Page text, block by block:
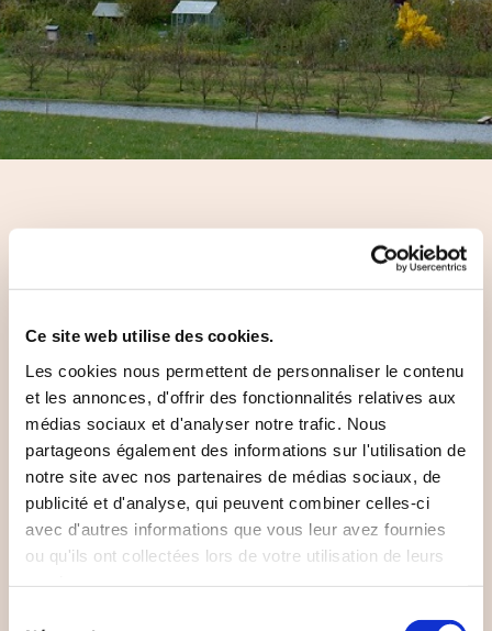
Ce site web utilise des cookies.
Les cookies nous permettent de personnaliser le contenu
et les annonces, d'offrir des fonctionnalités relatives aux
médias sociaux et d'analyser notre trafic. Nous
partageons également des informations sur l'utilisation de
notre site avec nos partenaires de médias sociaux, de
publicité et d'analyse, qui peuvent combiner celles-ci
avec d'autres informations que vous leur avez fournies
ou qu'ils ont collectées lors de votre utilisation de leurs
Le groupe n°6, une grande
fierté pour nous d'avoir la
possibilité d'accueillir des
personnes porteuses de
handicap
Les habitations du groupe n° 6 sont occupées par 16
personnes porteuses de handicaps ayant emménagé à
l'été 2012. Au centre des habitations du groupe n°6, une
maison commune composée d'une cuisine, d'une salle